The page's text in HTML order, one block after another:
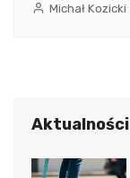
Michał Kozicki
Aktualności